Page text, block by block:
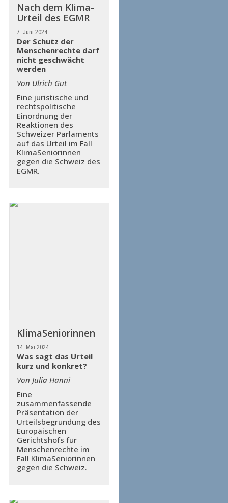
Nach dem Klima-
Urteil des EGMR
7. Juni 2024
Der Schutz der
Menschenrechte darf
nicht geschwächt
werden
Von Ulrich Gut
Eine juristische und
rechtspolitische
Einordnung der
Reaktionen des
Schweizer Parlaments
auf das Urteil im Fall
KlimaSeniorinnen
gegen die Schweiz des
EGMR.
KlimaSeniorinnen
14. Mai 2024
Was sagt das Urteil
kurz und konkret?
Von Julia Hänni
Eine
zusammenfassende
Präsentation der
Urteilsbegründung des
Europäischen
Gerichtshofs für
Menschenrechte im
Fall KlimaSeniorinnen
gegen die Schweiz.